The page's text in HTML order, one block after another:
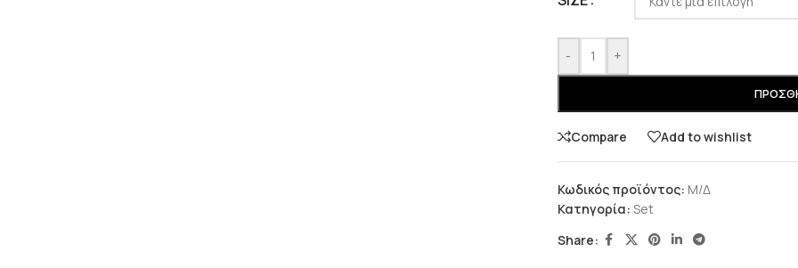
- +
Compare Add to wishlist
Κωδικός προϊόντος: Μ/Δ
Κατηγορία: Set
Share: